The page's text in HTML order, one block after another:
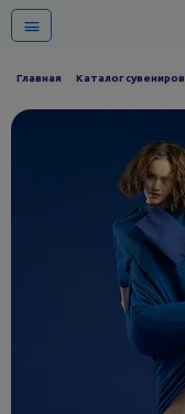
Главная Каталог сувениров